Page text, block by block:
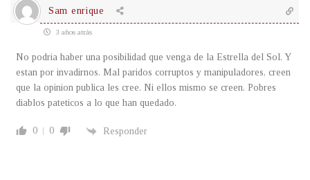
Sam enrique
3 años atrás
No podria haber una posibilidad que venga de la Estrella del Sol. Y
estan por invadirnos. Mal paridos corruptos y manipuladores, creen
que la opinion publica les cree. Ni ellos mismo se creen. Pobres
diablos pateticos a lo que han quedado.
0 0 Responder